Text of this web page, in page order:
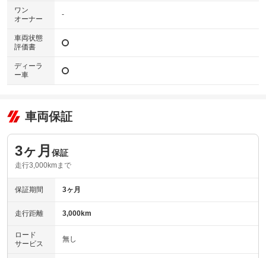
ワン
オーナー
-
車両状態
評価書
ディーラ
ー車
車両保証
3ヶ月 保証
走行3,000kmまで
保証期間 3ヶ月
走行距離 3,000km
ロード
サービス
無し